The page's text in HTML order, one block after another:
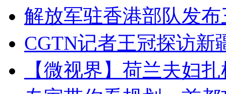
解放军驻香港部队发
CGTN记者王冠探访新
【微视界】荷兰夫妇